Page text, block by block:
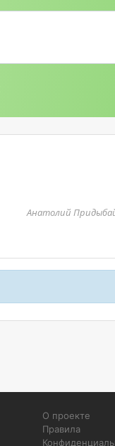
Анатолий
О проекте
Правила